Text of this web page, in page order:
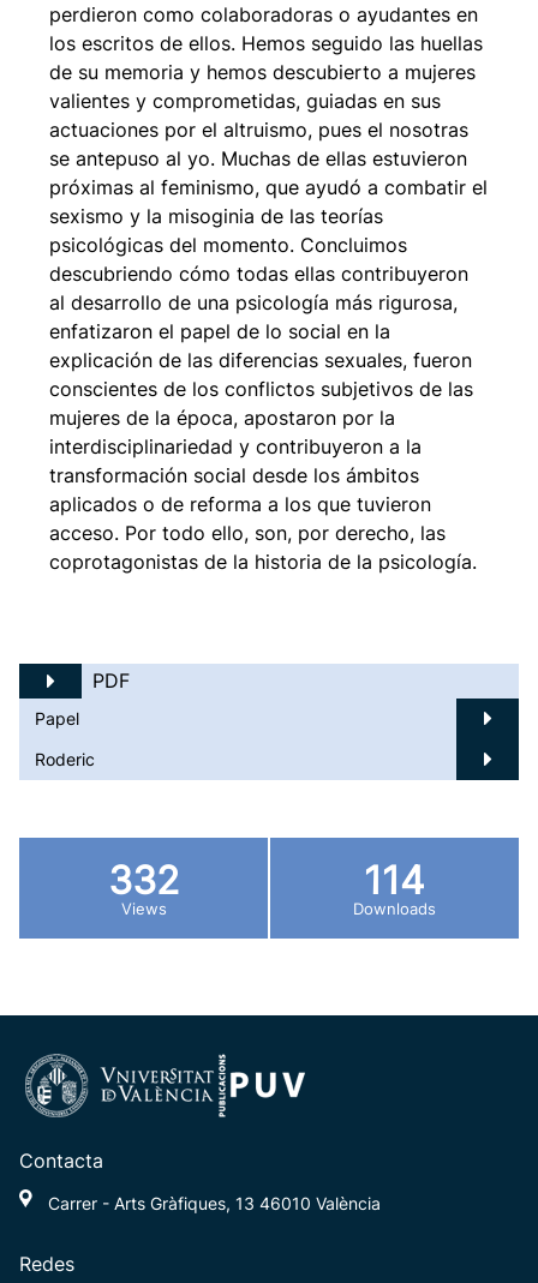
perdieron como colaboradoras o ayudantes en
los escritos de ellos. Hemos seguido las huellas
de su memoria y hemos descubierto a mujeres
valientes y comprometidas, guiadas en sus
actuaciones por el altruismo, pues el nosotras
se antepuso al yo. Muchas de ellas estuvieron
próximas al feminismo, que ayudó a combatir el
sexismo y la misoginia de las teorías
psicológicas del momento. Concluimos
descubriendo cómo todas ellas contribuyeron
al desarrollo de una psicología más rigurosa,
enfatizaron el papel de lo social en la
explicación de las diferencias sexuales, fueron
conscientes de los conflictos subjetivos de las
mujeres de la época, apostaron por la
interdisciplinariedad y contribuyeron a la
transformación social desde los ámbitos
aplicados o de reforma a los que tuvieron
acceso. Por todo ello, son, por derecho, las
coprotagonistas de la historia de la psicología.
PDF
Papel
Roderic
332
Views
114
Downloads
Contacta
Carrer - Arts Gràfiques, 13 46010 València
Redes